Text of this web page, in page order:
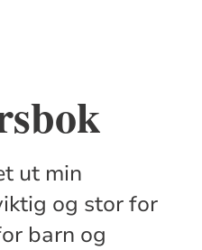
ut min
og stor for
barn og